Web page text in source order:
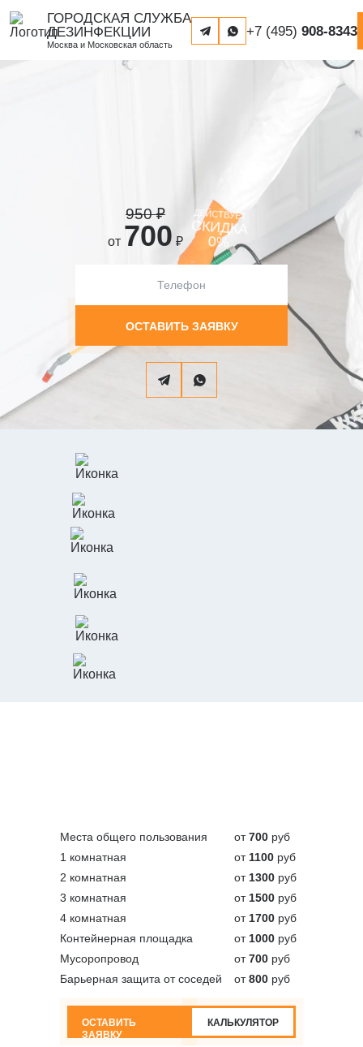
ГОРОДСКАЯ СЛУЖБА
ДЕЗИНФЕКЦИИ
Москва и Московская область
+7 (495) 908-8343
950₽
от 700 ₽
ДЕЙСТВУЕТ
СКИДКА
0%
преимущества
Места общего пользования от700 руб
1 комнатная
от 1100 руб
2 комнатная
от 1300 руб
3 комнатная
от 1500 руб
4 комнатная
от 1700 руб
Контейнерная площадка
от 1000 руб
Мусоропровод
от700 руб
Барьерная защита от соседей
от800 руб
ОСТАВИТЬ
ЗАЯВКУ
КАЛЬКУЛЯТОР